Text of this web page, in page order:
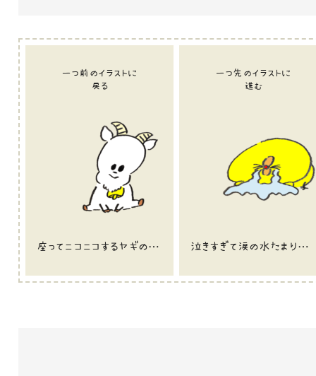
一つ前のイラストに
戻る
座ってニコニコするヤギのイラスト
一つ先のイラストに
進む
泣きすぎて涙の水たまりができているひよこのイラスト